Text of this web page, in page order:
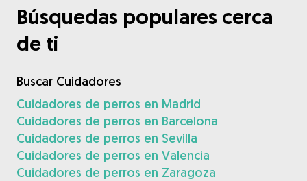
Búsquedas populares cerca
de ti
Buscar Cuidadores
Cuidadores de perros en Madrid
Cuidadores de perros en Barcelona
Cuidadores de perros en Sevilla
Cuidadores de perros en Valencia
Cuidadores de perros en Zaragoza